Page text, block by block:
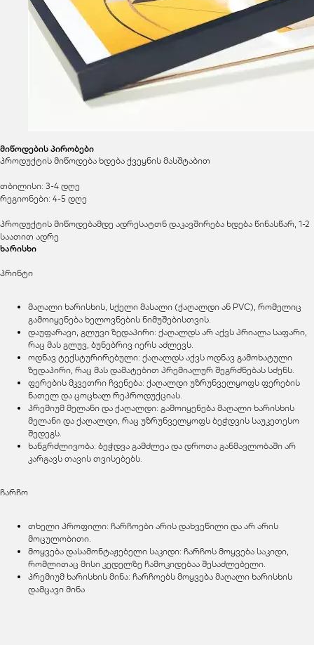
მიწოდების პირობები
პროდუქტის მიწოდება ხდება ქვეყნის მასშტაბით
თბილისი: 3-4 დღე
რეგიონები: 4-5 დღე
პროდუქტის მიწოდებამდე ადრესატთნ დაკავშირება ხდება წინასწარ, 1-2
საათით ადრე
ხარისხი
პრინტი
მაღალი ხარისხის, სქელი მასალი (ქაღალდი ან PVC), რომელიც
გამოიყენება ხელოვნების ნიმუშებისთვის.
დაუფარავი, გლუვი ზედაპირი: ქაღალდს არ აქვს პრიალა საფარი,
რაც მას გლუვ, ბუნებრივ იერს აძლევს.
ოდნავ ტექსტურირებული: ქაღალდს აქვს ოდნავ გამოხატული
ზედაპირი, რაც მას დამატებით პრემიალურ შეგრძნებას სძენს.
ფერების მკვეთრი ჩვენება: ქაღალდი უზრუნველყოფს ფერების
ნათელ და ცოცხალ რეპროდუქციას.
პრემიუმ მელანი და ქაღალდი: გამოიყენება მაღალი ხარისხის
მელანი და ქაღალდი, რაც უზრუნველყოფს ბეჭდვის საუკეთესო
შედეგს.
ხანგრძლივობა: ბეჭდვა გამძლეა და დროთა განმავლობაში არ
კარგავს თავის თვისებებს.
ჩარჩო
თხელი პროფილი: ჩარჩოები არის დახვეწილი და არ არის
მოცულობითი.
მოყვება დასამონტაჟებელი საკიდი: ჩარჩოს მოყვება საკიდი,
რომლითაც მისი კედელზე ჩამოკიდებაა შესაძლებელი.
პრემიუმ ხარისხის მინა: ჩარჩოებს მოყვება მაღალი ხარისხის
დამცავი მინა